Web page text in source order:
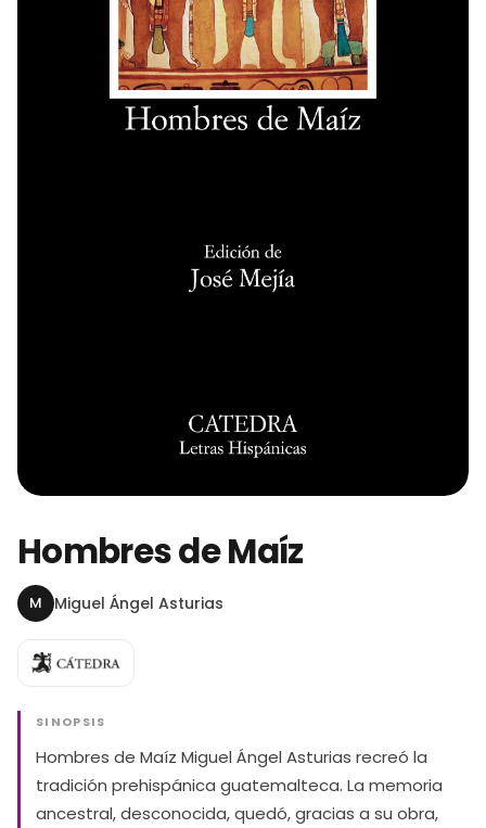
Hombres de Maíz
M Miguel Ángel Asturias
SINOPSIS
Hombres de Maíz Miguel Ángel Asturias recreó la
tradición prehispánica guatemalteca. La memoria
ancestral, desconocida, quedó, gracias a su obra,